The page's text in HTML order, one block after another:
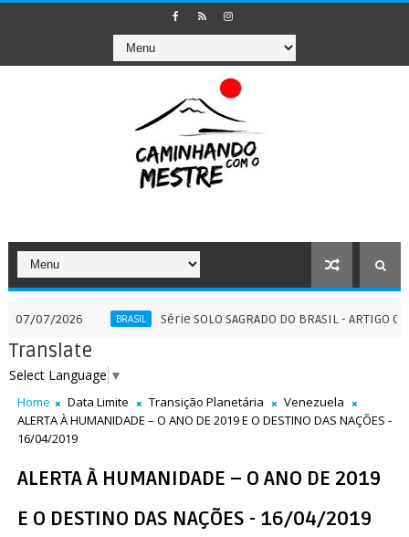
2026 BRASIL Série SOLO SAGRADO DO BRASIL - ARTIGO
Translate
Select Language ▼
Home Data Limite Transição Planetária
Venezuela
ALERTA À HUMANIDADE – O ANO DE 2019 E O DESTINO DAS NAÇÕES -
16/04/2019
ALERTA À HUMANIDADE – O ANO DE 2019
E O DESTINO DAS NAÇÕES - 16/04/2019